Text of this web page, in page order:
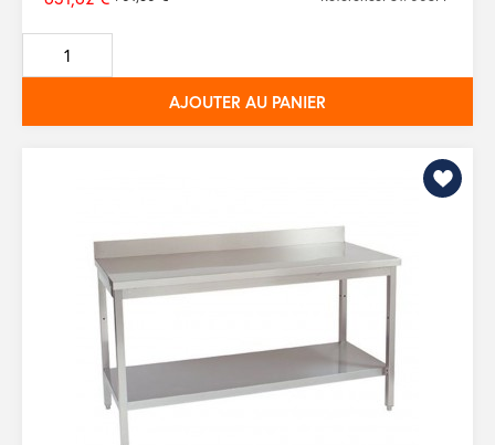
Prix
de
base
AJOUTER AU PANIER